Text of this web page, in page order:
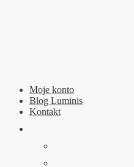
Moje konto
Blog Luminis
Kontakt